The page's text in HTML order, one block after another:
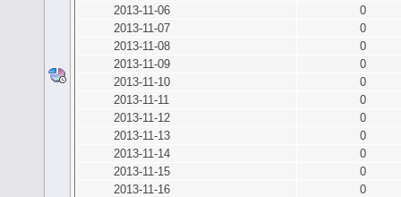
2013-11-06
0
2013-11-07
0
2013-11-08
0
2013-11-09
0
2013-11-10
0
2013-11-11
0
2013-11-12
0
2013-11-13
0
2013-11-14
0
2013-11-15
0
2013-11-16
0